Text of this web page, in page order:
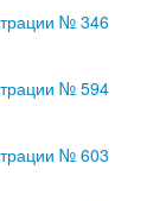
№ 346
№ 594
№ 603